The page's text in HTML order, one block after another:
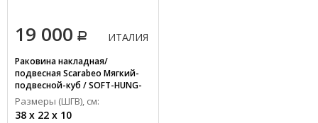
19 000 ИТАЛИЯ
Раковина накладная/
подвесная Scarabeo Мягкий-
подвесной-куб / SOFT-HUNG-
CUBE 1502
Размеры (ШГВ), см:
38 x 22 x 10